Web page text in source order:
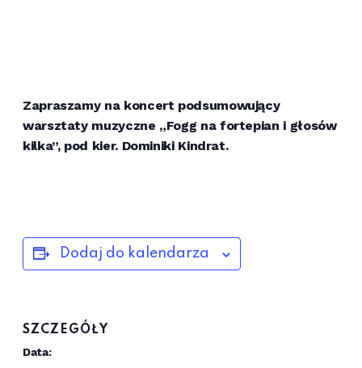
Zapraszamy na koncert podsumowujący
warsztaty muzyczne „Fogg na fortepian i głosów
kilka”, pod kier. Dominiki Kindrat.
Dodaj do kalendarza
SZCZEGÓŁY
Data: